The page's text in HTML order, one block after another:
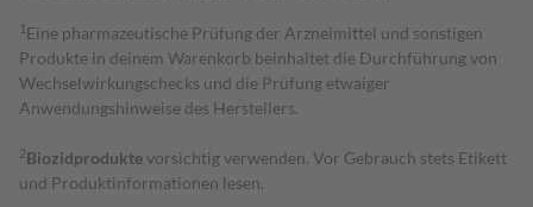
1 Eine pharmazeutische Prüfung der Arzneimittel und sonstigen
Produkte in deinem Warenkorb beinhaltet die Durchführung von
Wechselwirkungschecks und die Prüfung etwaiger
Anwendungshinweise des Herstellers.
2Biozidproduktevorsichtig verwenden. Vor Gebrauch stets Etikett
und Produktinformationen lesen.